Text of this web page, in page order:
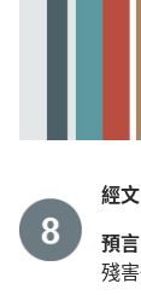
經文
預言
殘